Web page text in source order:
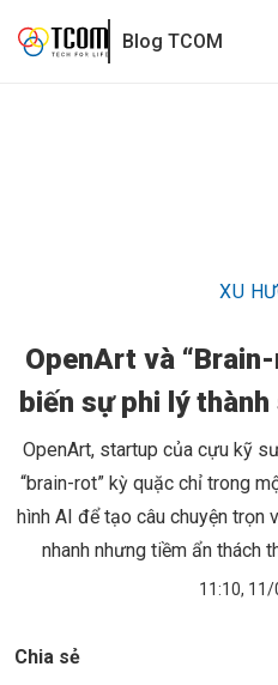
Blog TCOM
XU
OpenArt và
biến sự phi lý
OpenArt, startup của cựu kỹ
“brain-rot” kỳ quặc chỉ trong
hình AI để tạo câu chuyện trọn
nhanh nhưng tiềm ẩn thách
11:10,
Chia sẻ